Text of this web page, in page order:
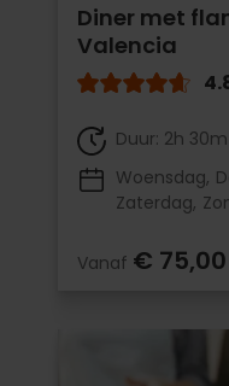
Diner met
Valencia
Duur: 2h 30m
Woensdag
Zaterdag
Vanaf € 75,00